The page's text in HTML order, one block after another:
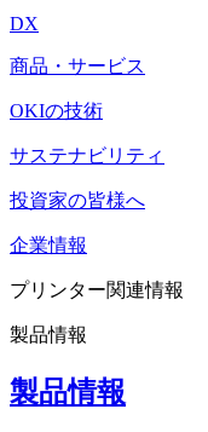
DX
商品・サービス
OKIの技術
サステナビリティ
投資家の皆様へ
企業情報
プリンター関連情報
製品情報
製品情報